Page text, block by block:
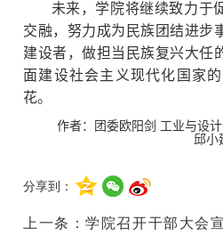
未来，学院将继续致力于
交融，努力成为民族团结进步
建设者，做担当民族复兴大任
面建设社会主义现代化国家
花。
作者：团委欧阳剑 工业与设
邱小
分享到：
上一条：学院召开干部大会